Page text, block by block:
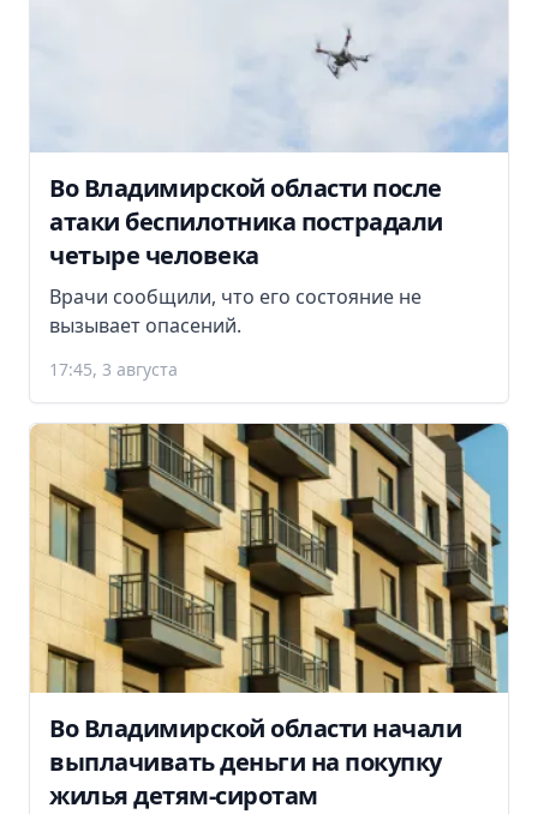
Во Владимирской области после
атаки беспилотника пострадали
четыре человека
Врачи сообщили, что его состояние не
вызывает опасений.
17:45, 3 августа
Во Владимирской области начали
выплачивать деньги на покупку
жилья детям-сиротам